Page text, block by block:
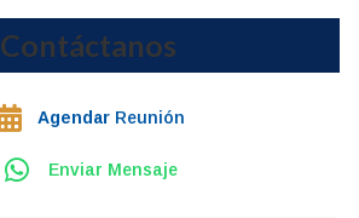
Contáctanos
Agendar Reunión
Enviar Mensaje